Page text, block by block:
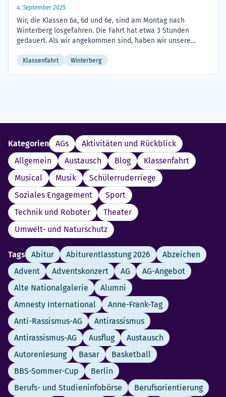
4. September 2025
Wir, die Klassen 6a, 6d und 6e, sind am Montag nach
Winterberg losgefahren. Die Fahrt hat etwa 3 Stunden
gedauert. Als wir angekommen sind, haben wir unsere
Führung zum Berg „Kahler Asten“. Am nächsten Morgen
Klassenfahrt Winterberg
Kategorien AGs
Aktivitäten und Rückblick
Allgemein
Austausch Blog
Klassenfahrt
Musical
Musik
Schülerruderriege
Soziales Engagement
Sport
Technik und Roboter
Theater
Umwelt- und Naturschutz
Tags Abitur Abiturentlasstung 2026
Abzeichen
Advent
Adventskonzert AG
AG-Angebot
Alte Nationalgalerie
Alumni
Amnesty International
Anne-Frank-Tag
Anti-Rassismus-AG
Antirassismus
Antirassismus-AG
Ausflug
Austausch
Autorenlesung
Basar
Basketball
BBS-Sommer-Cup
Berlin
Berufs- und Studieninfobörse
Berufsorientierung